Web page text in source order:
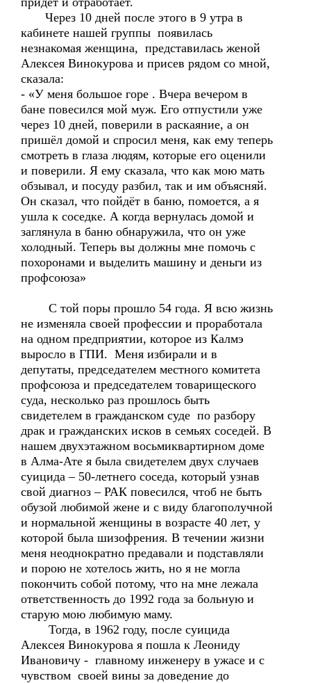
Через 10 дней после этого в 9 утра в
кабинете нашей группы появилась
незнакомая женщина, представилась женой
Алексея Винокурова и присев рядом со мной,
сказала:
- «У меня большое горе . Вчера вечером в
бане повесился мой муж. Его отпустили уже
через 10 дней, поверили в раскаяние, а он
пришёл домой и спросил меня, как ему теперь
смотреть в глаза людям, которые его оценили
и поверили. Я ему сказала, что как мою мать
обзывал, и посуду разбил, так и им объясняй.
Он сказал, что пойдёт в баню, помоется, а я
ушла к соседке. А когда вернулась домой и
заглянула в баню обнаружила, что он уже
холодный. Теперь вы должны мне помочь с
похоронами и выделить машину и деньги из
профсоюза»
С той поры прошло 54 года. Я всю жизнь
не изменяла своей профессии и проработала
на одном предприятии, которое из Калмэ
выросло в ГПИ. Меня избирали и в
депутаты, председателем местного комитета
профсоюза и председателем товарищеского
суда, несколько раз прошлось быть
свидетелем в гражданском суде по разбору
драк и гражданских исков в семьях соседей. В
нашем двухэтажном восьмиквартирном доме
в Алма-Ате я была свидетелем двух случаев
суицида – 50-летнего соседа, который узнав
свой диагноз – РАК повесился, чтоб не быть
обузой любимой жене и с виду благополучной
и нормальной женщины в возрасте 40 лет, у
которой была шизофрения. В течении жизни
меня неоднократно предавали и подставляли
и порою не хотелось жить, но я не могла
покончить собой потому, что на мне лежала
ответственность до 1992 года за больную и
старую мою любимую маму.
Тогда, в 1962 году, после суицида
Алексея Винокурова я пошла к Леониду
Ивановичу - главному инженеру в ужасе и с
чувством своей вины за доведение до